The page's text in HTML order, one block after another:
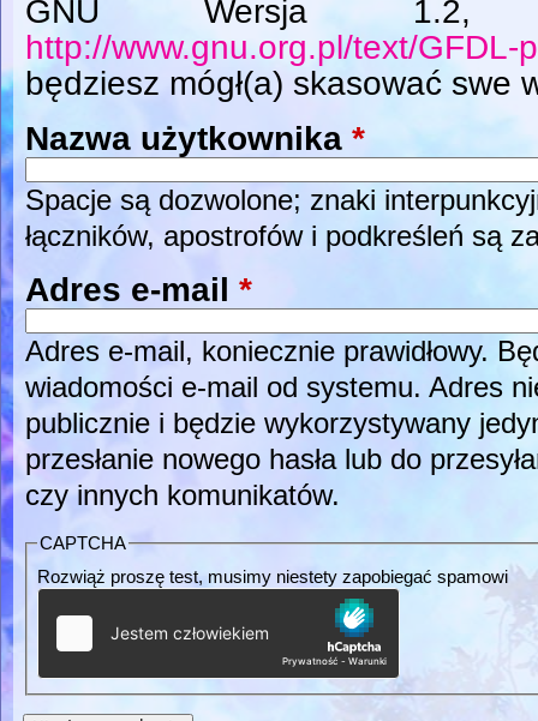
GNU Wersja 1.2,
http://www.gnu.org.pl/text/GFDL-
będziesz mógł(a) skasować swe
Nazwa użytkownika *
Spacje są dozwolone; znaki
łączników, apostrofów i podkreśleń są
Adres e-mail *
Adres e-mail, koniecznie prawidłowy.
wiadomości e-mail od systemu. Adres
publicznie i będzie wykorzystywany
przesłanie nowego hasła lub do
czy innych komunikatów.
CAPTCHA
Rozwiąż proszę test, musimy niestety zapobiegać spamowi